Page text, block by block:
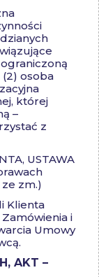
osoba
której
–
z
USTAWA
zm.)
Klienta
i
Umowy
AKT –